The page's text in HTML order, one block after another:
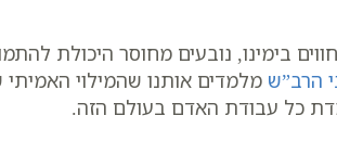
בימינו, נובעים מחוסר היכולת
הרב”ש מלמדים אותנו שהמילוי
כל עבודת האדם בעולם הזה.